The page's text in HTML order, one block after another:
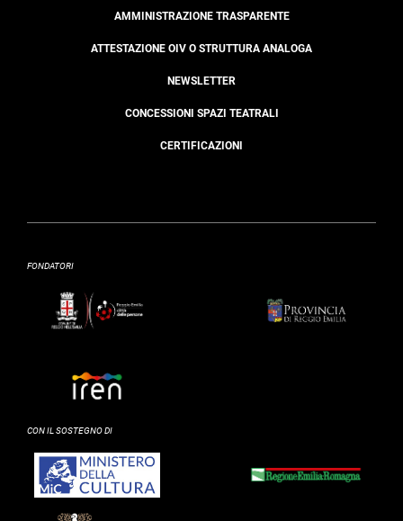
AMMINISTRAZIONE TRASPARENTE
ATTESTAZIONE OIV O STRUTTURA ANALOGA
NEWSLETTER
CONCESSIONI SPAZI TEATRALI
CERTIFICAZIONI
FONDATORI
CON IL SOSTEGNO DI